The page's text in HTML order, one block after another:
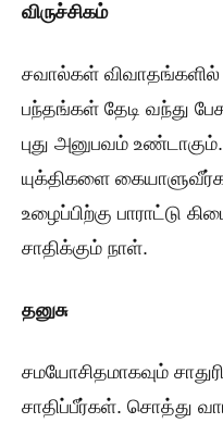
விருச்சிகம்
சவால்கள்
பந்தங்கள் தேடி வந்து
புது அனுபவம் உண்டாகும்.
யுக்திகளை
உழைப்பிற்கு பாராட்டு
சாதிக்கும் நாள்.
தனுசு
சமயோசிதமாகவும்
சாதிப்பீர்கள். சொத்து